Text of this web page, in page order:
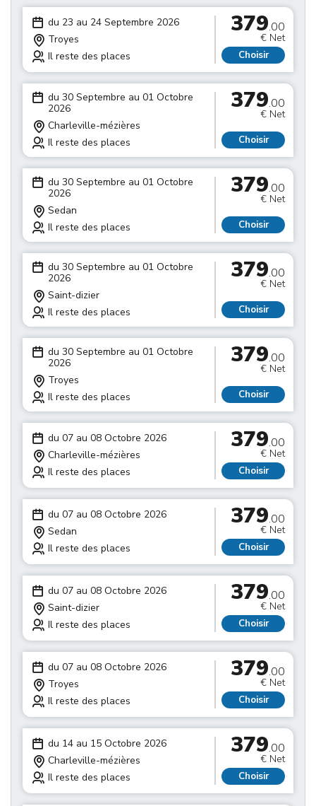
du 23 au 24 Septembre 2026
Troyes
Il reste des places
379.00
€ Net
Choisir
du 30 Septembre au 01 Octobre
2026
Charleville-mézières
Il reste des places
379.00
€ Net
Choisir
du 30 Septembre au 01 Octobre
2026
Sedan
Il reste des places
379.00
€ Net
Choisir
du 30 Septembre au 01 Octobre
2026
Saint-dizier
Il reste des places
379.00
€ Net
Choisir
du 30 Septembre au 01 Octobre
2026
Troyes
Il reste des places
379.00
€ Net
Choisir
du 07 au 08 Octobre 2026
Charleville-mézières
Il reste des places
379.00
€ Net
Choisir
du 07 au 08 Octobre 2026
Sedan
Il reste des places
379.00
€ Net
Choisir
du 07 au 08 Octobre 2026
Saint-dizier
Il reste des places
379.00
€ Net
Choisir
du 07 au 08 Octobre 2026
Troyes
Il reste des places
379.00
€ Net
Choisir
du 14 au 15 Octobre 2026
Charleville-mézières
Il reste des places
379.00
€ Net
Choisir